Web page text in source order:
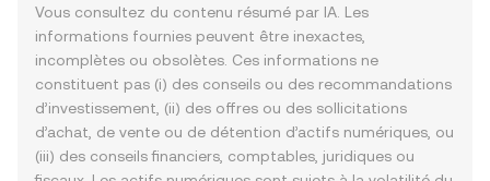
Vous consultez du contenu résumé par IA. Les
informations fournies peuvent être inexactes,
incomplètes ou obsolètes. Ces informations ne
constituent pas (i) des conseils ou des recommandations
d’investissement, (ii) des offres ou des sollicitations
d’achat, de vente ou de détention d’actifs numériques, ou
(iii) des conseils financiers, comptables, juridiques ou